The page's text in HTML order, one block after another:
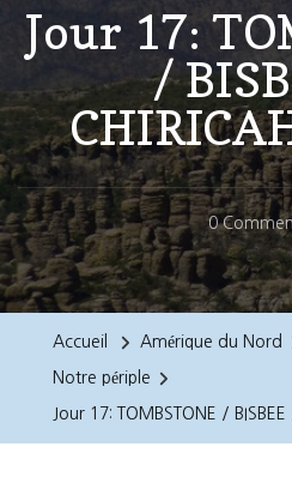
Jour 17:
/
0
Accueil Amérique du Nord
Notre périple
Jour 17: TOMBSTONE /